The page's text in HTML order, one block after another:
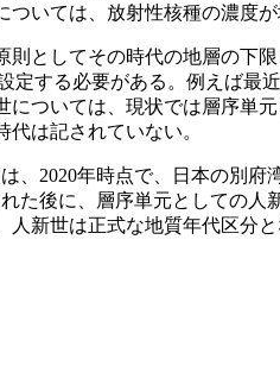
いては、放射性核種の濃度
としてその時代の地層の下
設定する必要がある。例えば
ついては、現状では層序単
は記されていない。
、2020年時点で、日本の別
た後に、層序単元としての
新世は正式な地質年代区分と